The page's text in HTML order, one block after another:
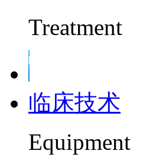
Treatment
临床技术
Equipment